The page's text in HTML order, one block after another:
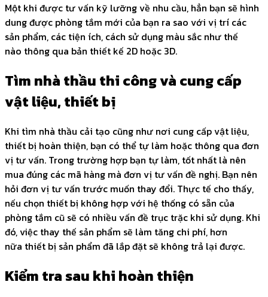
Một khi được tư vấn kỹ lưỡng về nhu cầu, hẳn bạn sẽ hình
dung được phòng tắm mới của bạn ra sao với vị trí các
sản phẩm, các tiện ích, cách sử dụng màu sắc như thế
nào thông qua bản thiết kế 2D hoặc 3D.
Tìm nhà thầu thi công và cung cấp
vật liệu, thiết bị
Khi tìm nhà thầu cải tạo cũng như nơi cung cấp vật liệu,
thiết bị hoàn thiện, bạn có thể tự làm hoặc thông qua đơn
vị tư vấn. Trong trường hợp bạn tự làm, tốt nhất là nên
mua đúng các mã hàng mà đơn vị tư vấn đề nghị. Bạn nên
hỏi đơn vị tư vấn trước muốn thay đổi. Thực tế cho thấy,
nếu chọn thiết bị không hợp với hệ thống có sẵn của
phòng tắm cũ sẽ có nhiều vấn đề trục trặc khi sử dụng. Khi
đó, việc thay thế sản phẩm sẽ làm tăng chi phí, hơn
nữa thiết bị sản phẩm đã lắp đặt sẽ không trả lại được.
Kiểm tra sau khi hoàn thiện